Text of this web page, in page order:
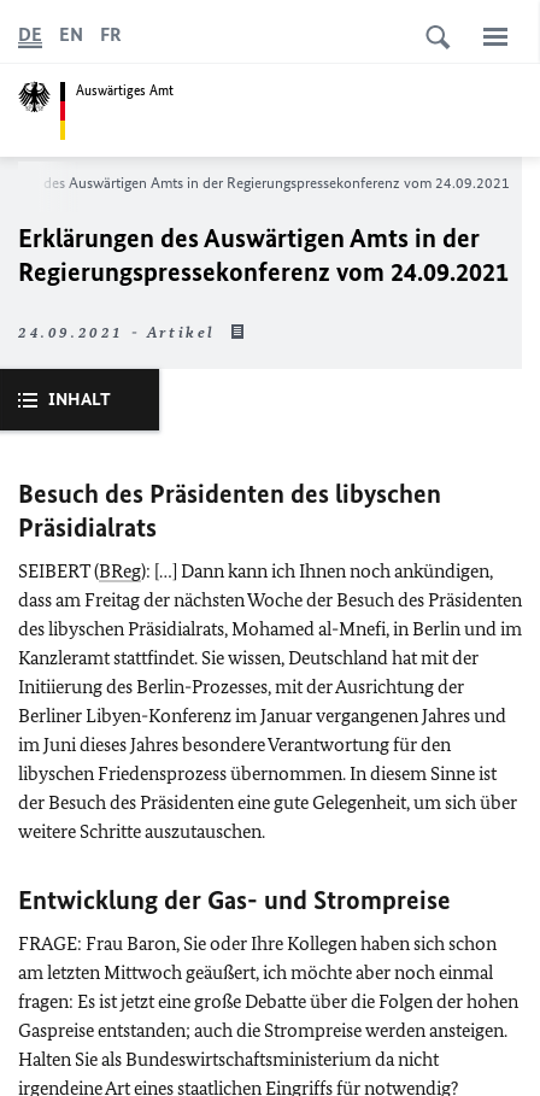
Auswärtiges Amt
DE EN FR
des Auswärtigen Amts in der Regierungs­­pressekonferenz vom 24.09.2021
Erklärungen des Auswärtigen Amts in der
Regierungs­­pressekonferenz vom 24.09.2021
24.09.2021 - Artikel
INHALT
Besuch des Präsidenten des libyschen
Präsidialrats
SEIBERT (BReg): […] Dann kann ich Ihnen noch ankündigen,
dass am Freitag der nächsten Woche der Besuch des Präsidenten
des libyschen Präsidialrats, Mohamed al-Mnefi, in Berlin und im
Kanzleramt stattfindet. Sie wissen, Deutschland hat mit der
Initiierung des Berlin-Prozesses, mit der Ausrichtung der
Berliner Libyen-Konferenz im Januar vergangenen Jahres und
im Juni dieses Jahres besondere Verantwortung für den
libyschen Friedensprozess übernommen. In diesem Sinne ist
der Besuch des Präsidenten eine gute Gelegenheit, um sich über
weitere Schritte auszutauschen.
Entwicklung der Gas- und Strompreise
FRAGE: Frau Baron, Sie oder Ihre Kollegen haben sich schon
am letzten Mittwoch geäußert, ich möchte aber noch einmal
fragen: Es ist jetzt eine große Debatte über die Folgen der hohen
Gaspreise entstanden; auch die Strompreise werden ansteigen.
Halten Sie als Bundeswirtschaftsministerium da nicht
irgendeine Art eines staatlichen Eingriffs für notwendig?